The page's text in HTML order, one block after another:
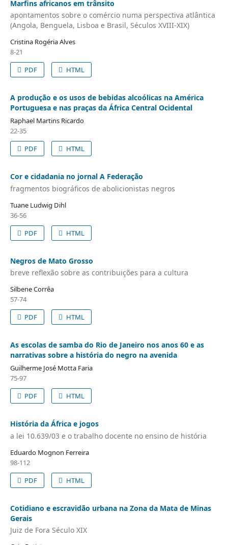
Marfins africanos em trânsito
apontamentos sobre o comércio numa perspectiva atlântica
(Angola, Benguela, Lisboa e Brasil, Séculos XVIII-XIX)
Cristina Rogéria Alves
8-21
PDF
HTML
A produção e os usos de bebidas alcoólicas na América
Portuguesa e nas praças da África Central Ocidental
Raphael Martins Ricardo
22-35
PDF
HTML
Cor e cidadania no jornal A Federação
fragmentos biográficos de abolicionistas negros
Tuane Ludwig Dihl
36-56
PDF
HTML
Negros de Mato Grosso
breve reflexão sobre as contribuições para a cultura
Silbene Corrêa
57-74
PDF
HTML
As escolas de samba do Rio de Janeiro nos anos 60 e as
narrativas sobre a história do negro na avenida
Guilherme José Motta Faria
75-97
PDF
HTML
História da África e jogos
a lei 10.639/03 e o trabalho docente no ensino de história
Eduardo Mognon Ferreira
98-112
PDF
HTML
Cotidiano e escravidão urbana na Zona da Mata de Minas
Gerais
Juiz de Fora Século XIX